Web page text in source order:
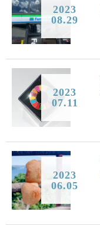
2023
08.29
2023
07.11
2023
06.05